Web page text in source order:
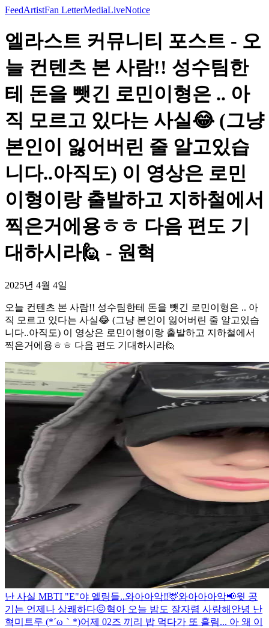
FeedArtistFan LetterMediaLiveNotice
엘라스트 커뮤니티 포스트 - 오
늘 컨텐츠 본 사람!! 성수팀한
테 돈을 뺏긴 로민이형은 .. 아
직 모르고 있다는 사실😂 (그냥
본인이 잃어버린 줄 알고있습
니다..아직도) 이 영상은 로민
이형이랑 출발하고 지하철에서
찍은거에용ㅎㅎ 다음 편도 기
대하시라🙋 - 원혁
2025년 4월 4일
오늘 컨텐츠 본 사람!! 성수팀한테 돈을 뺏긴 로민이형은 .. 아
직 모르고 있다는 사실😂 (그냥 본인이 잃어버린 줄 알고있습
니다..아직도) 이 영상은 로민이형이랑 출발하고 지하철에서
찍은거에용ㅎㅎ 다음 편도 기대하시라🙋
난 사실 MBTI "E"야 엘링들..와아아악‼️🦌와아아아악📢윗 공
기는 언제나 상쾌하다😖혁아 오늘 밤도 잘자렴 사랑해 안녕 난
혁미트루 (*´ω｀*)어제 02즈 끼리 밥 먹다가 또 흘림... 아 왜 이